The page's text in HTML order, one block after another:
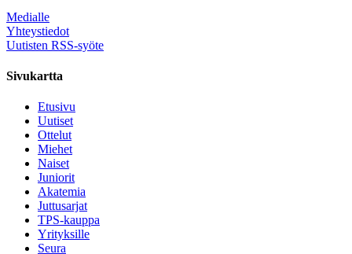
Medialle
Yhteystiedot
Uutisten RSS-syöte
Sivukartta
Etusivu
Uutiset
Ottelut
Miehet
Naiset
Juniorit
Akatemia
Juttusarjat
TPS-kauppa
Yrityksille
Seura